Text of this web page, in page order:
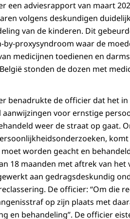
een adviesrapport van maart
volgens deskundigen
van de kinderen. Dit
by-proxysyndroom waar de
medicijnen toedienen en
stonden de dozen met
benadrukte de officier dat het
aanwijzingen voor ernstige
weer de straat op gaat.
worden geacht en
18 maanden met aftrek van
aan gedragsdeskundig
De officier: “Om die
op zijn plaats met
en behandeling”. De officier